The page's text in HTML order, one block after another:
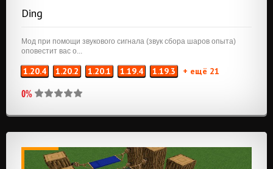
Ding
Мод при помощи звукового сигнала (звук сбора шаров опыта)
оповестит вас о...
1.20.4 1.20.2 1.20.1 1.19.4 1.19.3 + ещё 21
0%